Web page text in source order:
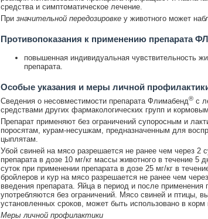
средства и симптоматическое лечение.
Призначительной передозировкеу животного может
Противопоказания к применению препарата
повышенная индивидуальная чувствительность
препарата.
Особые указания и меры личной
Сведения о несовместимости препарата Флимабенд®с
средствами других фармакологических групп и
Препарат применяют без ограничений супоросным и
поросятам, курам-несушкам, предназначенным для
цыплятам.
Убой свиней на мясо разрешается не ранее чем через 2
препарата в дозе 10 мг/кг массы животного в течение 5
суток при применении препарата в дозе 25 мг/кг в
бройлеров и кур на мясо разрешается не ранее чем
введения препарата. Яйца в период и после применения
употребляются без ограничений. Мясо свиней и птицы,
установленных сроков, может быть использовано в
Меры личной профилактики